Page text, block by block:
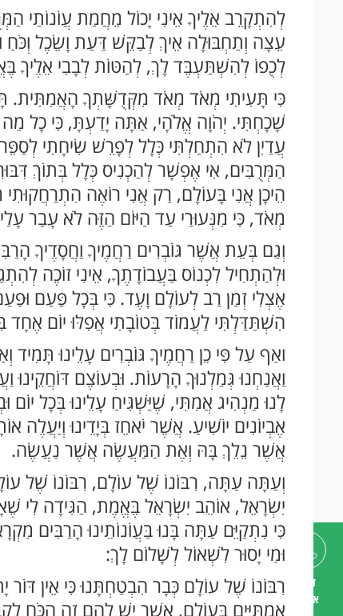
דברו
איתנו
לְהִתְקָרֵב אֵלֶיךָ אֵינִי יָכוֹל מֵחֲמַת עֲוֹנוֹתַי
עֵצָה וְתַחְבּוּלָה אֵיךְ לְבַקֵּשׁ דַּעַת וָשֵׂכֶל וְכֹּחַ
לְכֻפוֹ לְהִשְׁתַּעְבֶּד לָךְ, לְהַטּוֹת לְבָבִי אֵלֶיךָ
כִּי תָּעִיתִי מְאֹד מְאֹד מִקְּדֻשָּׁתְךָ הָאֲמִתִּית.
שָׁכָחְתִּי. יְהֹוָה אֱלֹהָי, אַתָּה יָדַעְתָּ, כִּי כָל
עֲדַיִן לֹא הִתְחַלְתִּי כְּלָל לְפָרֵשׁ שִׂיחָתִי
הַמְּרֻבִּים, אִי אֶפְשָׁר לְהַכְנִיס כְּלָל בְּתוֹךְ
הֵיכָן אֲנִי בָּעוֹלָם, רַק אֲנִי רוֹאֶה
מְאֹד, כִּי מִנְּעוּרַי עַד הַיּוֹם הַזֶּה לֹא עָבַר
וְגַם בְּעֵת אֲשֶׁר גּוֹבְרִים רַחֲמֶיךָ וַחֲסָדֶיךָ
וּלְהַתְחִיל לִכְנוֹס בַּעֲבוֹדָתֶךָ, אֵינִי זוֹכֶה
אֶצְלִי זְמַן רַב לְעוֹלָם וָעֶד. כִּי בְּכָל פַּעַם
הִשְׁתַּדַּלְתִּי לַעֲמוֹד בְּטוֹבָתִי אֲפִלּוּ יוֹם אֶחָד
ואַף עַל פִּי כֵן רַחֲמֶיךָ גּוֹבְרִים עָלֵינוּ
וַאֲנַחְנוּ גְּמַלְנוּךָ הָרָעוֹת. וּבְעוֹצֶם דּוֹחֲקֵינוּ
לָנוּ מַנְהִיג אֲמִתִּי, שֶׁיַּשְׁגִּיחַ עָלֵינוּ בְּכָל
אֶבְיוֹנִים יוֹשִׁיעַ. אֲשֶׁר יֹאחֵז בְּיָדֵינוּ וְיַעֲלֶה
אֲשֶׁר נֵלֵךְ בָּהּ וְאֶת הַמַּעֲשֶׂה אֲשֶׁר נַעֲשֶׂה.
וְעַתָּה עַתָּה, רִבּוֹנוֹ שֶׁל עוֹלָם, רִבּוֹנוֹ שֶׁל
יִשְׂרָאֵל, אוֹהֵב יִשְׂרָאֵל בֶּאֱמֶת, הַגִּידָה לִי
כִּי נִתְקַיֵּם עַתָּה בָּנוּ בַּעֲוֹנוֹתֵינוּ הָרַבִּים
וּמִי יָסוּר לִשְׁאוֹל לְשָׁלוֹם לָךְ:
רִבּוֹנוֹ שֶׁל עוֹלָם כְּבָר הִבְטַחְתָּנוּ כִּי אֵין דּוֹר
אֲמִתִּיִּים בָּעוֹלָם, אֲשֶׁר יֵשׁ לָהֶם זֶה הַכֹּחַ